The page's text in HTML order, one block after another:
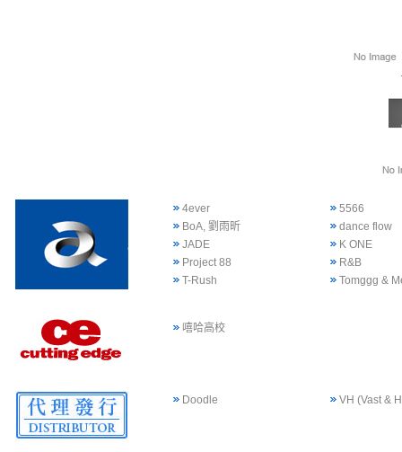
4ever
5566
BoA, 劉雨昕
dance flow
JADE
K ONE
Project 88
R&B
T-Rush
Tomggg &
嘻哈高校
Doodle VH (Vast &